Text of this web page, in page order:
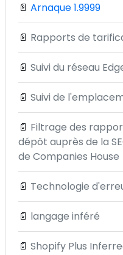
📄 Arnaque 1.9999
📄 Rapports de
📄 Suivi du réseau
📄 Suivi de
📄 Filtrage des
dépôt auprès de la
de Companies House
📄 Technologie
📄 langage inféré
📄 Shopify Plus